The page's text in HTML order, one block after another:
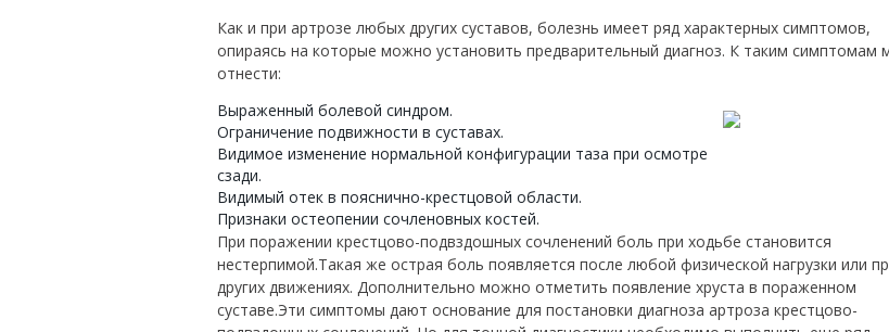
Как и при артрозе любых других суставов, болезнь имеет ряд характерных симптомов,
опираясь на которые можно установить предварительный диагноз. К таким симптомам
отнести:
Выраженный болевой синдром.
Ограничение подвижности в суставах.
Видимое изменение нормальной конфигурации таза при осмотре
сзади.
Видимый отек в пояснично-крестцовой области.
Признаки остеопении сочленовных костей.
При поражении крестцово-подвздошных сочленений боль при ходьбе становится
нестерпимой.Такая же острая боль появляется после любой физической нагрузки или
других движениях. Дополнительно можно отметить появление хруста в пораженном
суставе.Эти симптомы дают основание для постановки диагноза артроза крестцово-